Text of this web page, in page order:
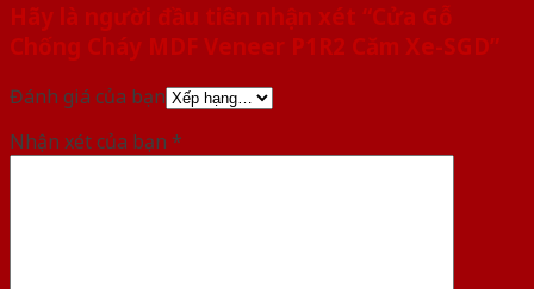
Hãy là người đầu tiên nhận xét “Cửa Gỗ
Chống Cháy MDF Veneer P1R2 Căm Xe-SGD”
Đánh giá của bạn
Nhận xét của bạn *